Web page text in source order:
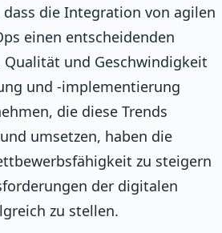
die Integration von agilen
einen entscheidenden
Qualität und Geschwindigkeit
und -implementierung
die diese Trends
umsetzen, haben die
zu steigern
der digitalen
zu stellen.